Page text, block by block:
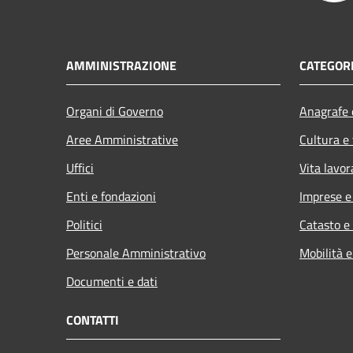
AMMINISTRAZIONE
Organi di Governo
Aree Amministrative
Uffici
Enti e fondazioni
Politici
Personale Amministrativo
Documenti e dati
Cultura
Vita
Imprese
Catasto
Mobilità
CONTATTI